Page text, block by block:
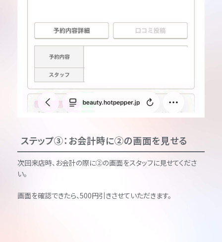
ステップ③：お会計時に②の画面を見せる
次回来店時、お会計の際に②の画面をスタッフに見せてくださ
い。
画面を確認できたら、500円引きさせていただきます。